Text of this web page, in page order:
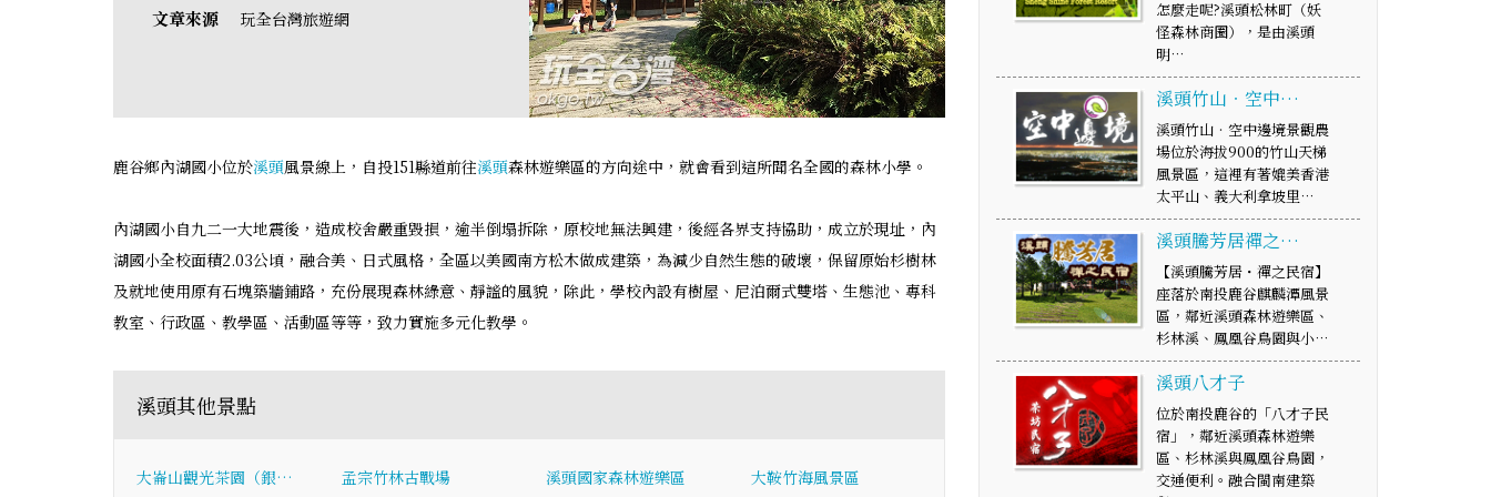
文章來源 玩全台灣旅遊網
鹿谷鄉內湖國小位於溪頭風景線上，自投151縣道前往溪頭森林遊樂區的方向途中，就會看到這所聞名全國的森林小學。
內湖國小自九二一大地震後，造成校舍嚴重毀損，逾半倒塌拆除，原校地無法興建，後經各界支持協助，成立於現址，內
湖國小全校面積2.03公頃，融合美、日式風格，全區以美國南方松木做成建築，為減少自然生態的破壞，保留原始杉樹林
及就地使用原有石塊築牆鋪路，充份展現森林綠意、靜謐的風貌，除此，學校內設有樹屋、尼泊爾式雙塔、生態池、專科
教室、行政區、教學區、活動區等等，致力實施多元化教學。
溪頭其他景點
大崙山觀光茶園（銀… 孟宗竹林古戰場 溪頭國家森林遊樂區 大鞍竹海風景區
怎麼走呢?溪頭松林町（妖
怪森林商圈），是由溪頭
明…
溪頭竹山‧空中…
溪頭竹山‧空中邊境景觀農
場位於海拔900的竹山天梯
風景區，這裡有著媲美香港
太平山、義大利拿坡里…
溪頭騰芳居禪之…
【溪頭騰芳居・禪之民宿】
座落於南投鹿谷麒麟潭風景
區，鄰近溪頭森林遊樂區、
杉林溪、鳳凰谷鳥園與小…
溪頭八才子
位於南投鹿谷的「八才子民
宿」，鄰近溪頭森林遊樂
區、杉林溪與鳳凰谷鳥園，
交通便利。融合閩南建築